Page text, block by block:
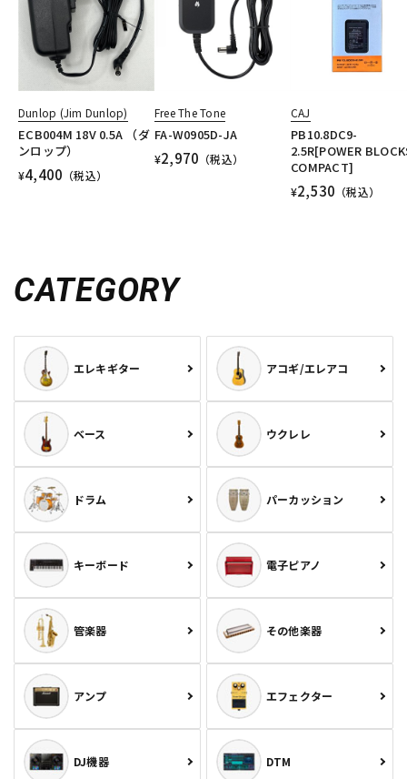
Dunlop (Jim Dunlop)
ECB004M 18V 0.5A （ダ
ンロップ）
¥4,400 （税込）
Free The Tone
FA-W0905D-JA
¥2,970 （税込）
CAJ
PB10.8DC9-
2.5R[POWER
COMPACT]
¥2,530 （税込）
CATEGORY
エレキギター アコギ/エレアコ
ベース ウクレレ
ドラム パーカッション
キーボード 電子ピアノ
管楽器 その他楽器
アンプ エフェクター
DJ機器 DTM